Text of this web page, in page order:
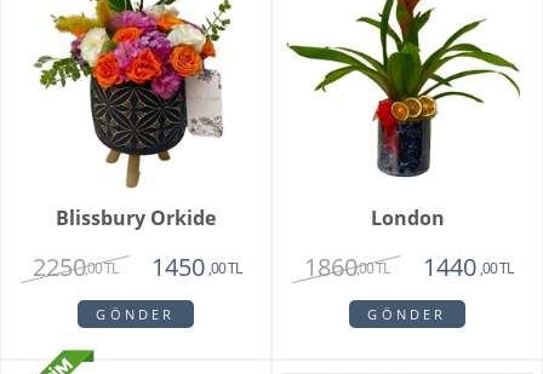
Blissbury Orkide
2250,00 TL 1450 ,00 TL
GÖNDER
London
1860,00 TL 1440 ,00 TL
GÖNDER